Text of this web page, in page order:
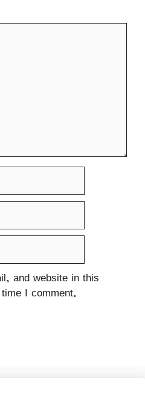
and website in this
I comment.